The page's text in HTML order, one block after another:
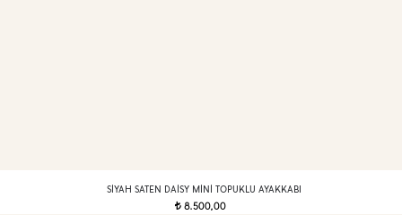
SIYAH SATEN DAISY MINI TOPUKLU AYAKKABI
t8.500,00